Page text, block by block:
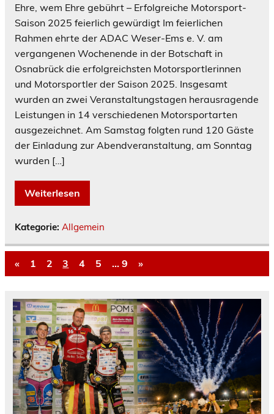
Ehre, wem Ehre gebührt – Erfolgreiche Motorsport-
Saison 2025 feierlich gewürdigt Im feierlichen
Rahmen ehrte der ADAC Weser-Ems e. V. am
vergangenen Wochenende in der Botschaft in
Osnabrück die erfolgreichsten Motorsportlerinnen
und Motorsportler der Saison 2025. Insgesamt
wurden an zwei Veranstaltungstagen herausragende
Leistungen in 14 verschiedenen Motorsportarten
ausgezeichnet. Am Samstag folgten rund 120 Gäste
der Einladung zur Abendveranstaltung, am Sonntag
wurden […]
Weiterlesen
Kategorie: Allgemein
« 1 2 3 4 5 … 9 »